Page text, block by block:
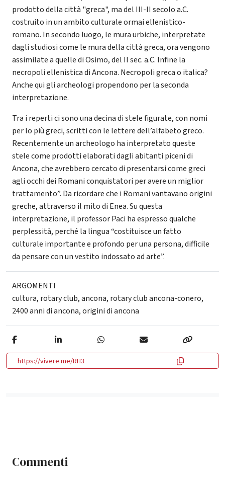
prodotto della città "greca", ma del III-II secolo a.C.
costruito in un ambito culturale ormai ellenistico-
romano. In secondo luogo, le mura urbiche, interpretate
dagli studiosi come le mura della città greca, ora vengono
assimilate a quelle di Osimo, del II sec. a.C. Infine la
necropoli ellenistica di Ancona. Necropoli greca o italica?
Anche qui gli archeologi propendono per la seconda
interpretazione.
Tra i reperti ci sono una decina di stele figurate, con nomi
per lo più greci, scritti con le lettere dell’alfabeto greco.
Recentemente un archeologo ha interpretato queste
stele come prodotti elaborati dagli abitanti piceni di
Ancona, che avrebbero cercato di presentarsi come greci
agli occhi dei Romani conquistatori per avere un miglior
trattamento”. Da ricordare che i Romani vantavano origini
greche, attraverso il mito di Enea. Su questa
interpretazione, il professor Paci ha espresso qualche
perplessità, perché la lingua “costituisce un fatto
culturale importante e profondo per una persona, difficile
da pensare con un vestito indossato ad arte”.
ARGOMENTI
cultura, rotary club,ancona, rotary club ancona-conero,
2400 anni di ancona,origini di ancona
https://vivere.me/RH3
Commenti